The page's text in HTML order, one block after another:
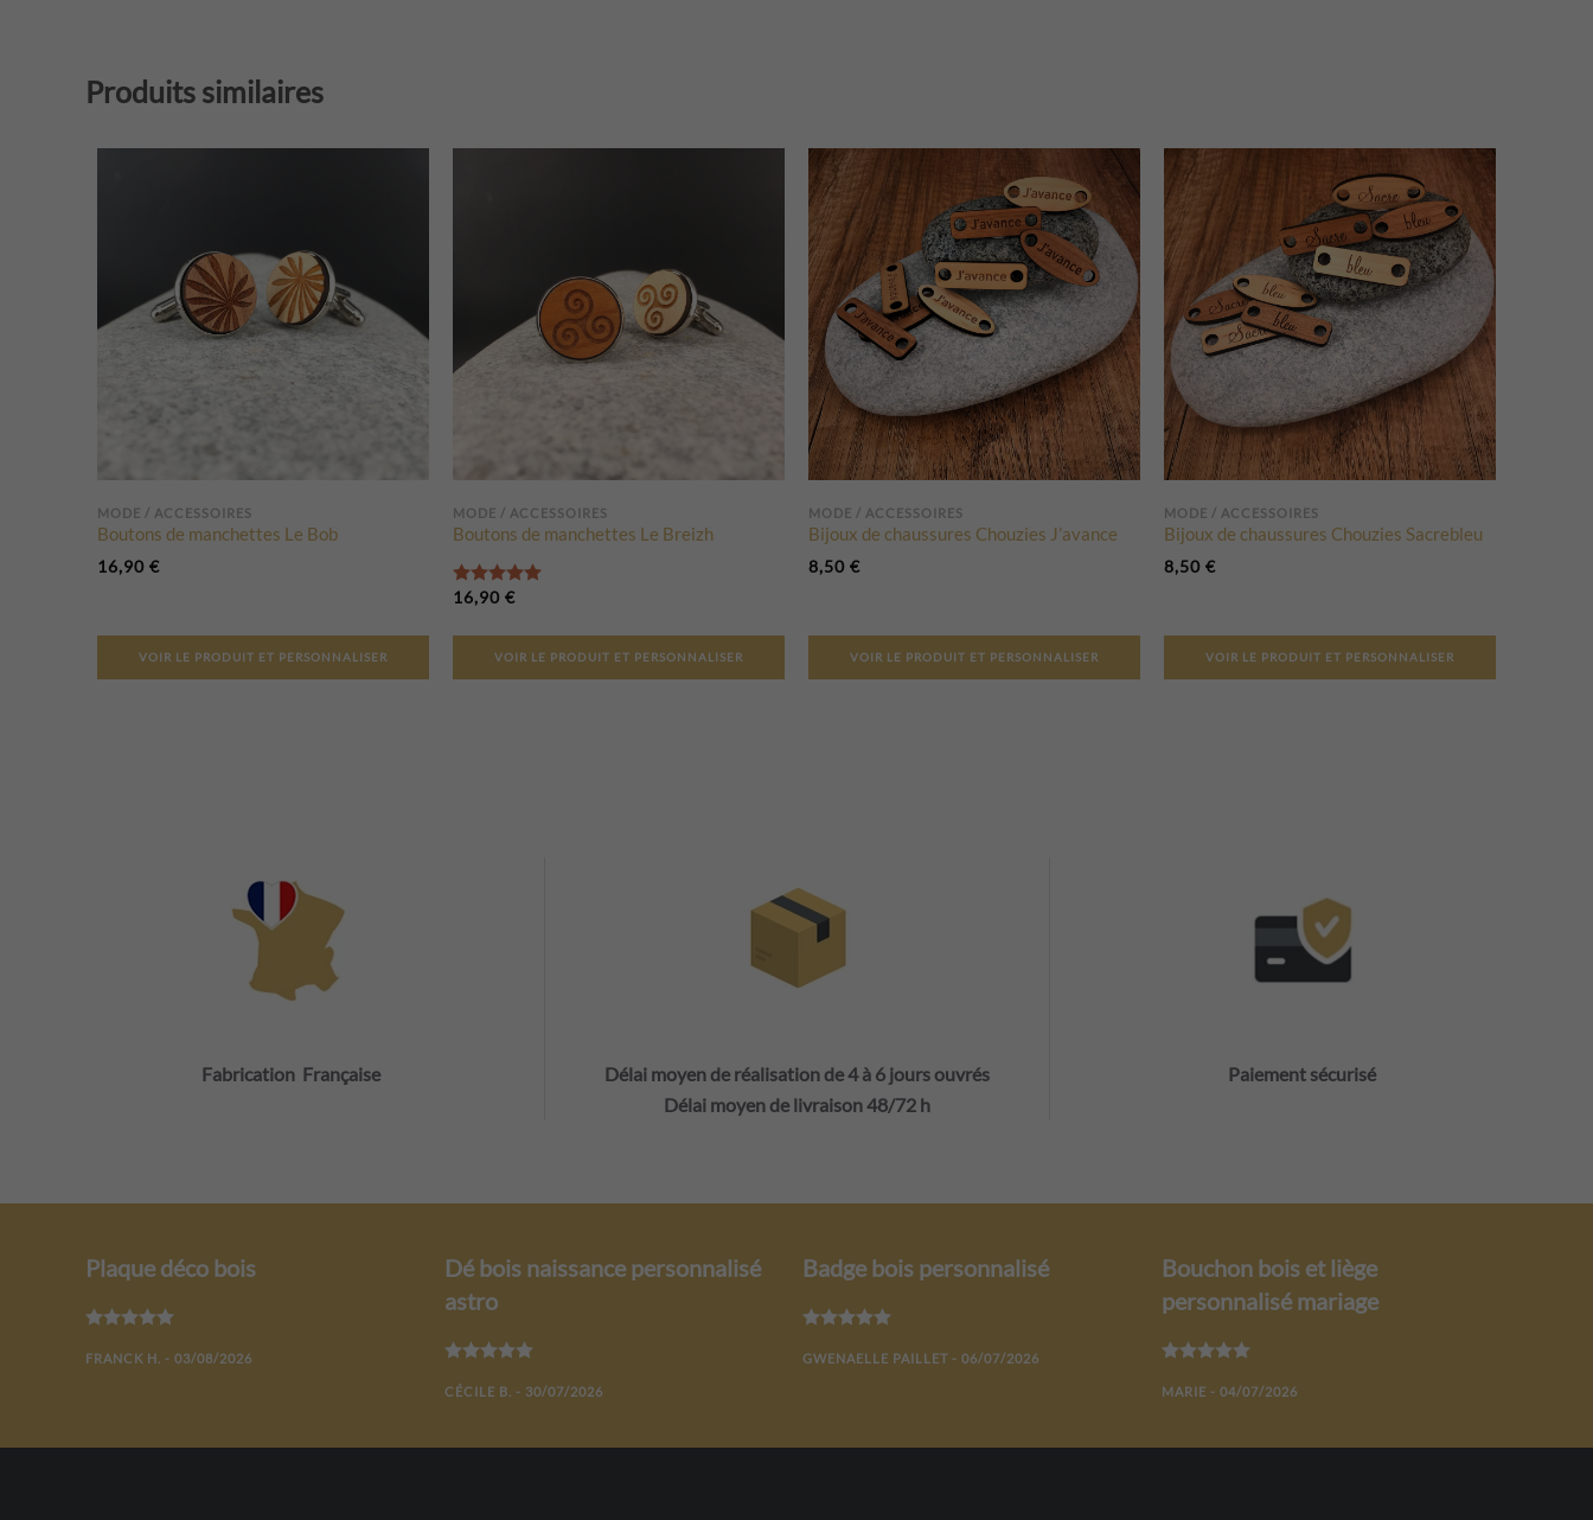
Produits similaires
MODE / ACCESSOIRES
Boutons de manchettes Le Bob
16,90 €
VOIR LE PRODUIT ET PERSONNALISER
MODE / ACCESSOIRES
Boutons de manchettes Le Breizh
16,90 €
VOIR LE PRODUIT ET PERSONNALISER
MODE / ACCESSOIRES
Bijoux de chaussures Chouzies J’avance
8,50 €
VOIR LE PRODUIT ET PERSONNALISER
MODE / ACCESSOIRES
Bijoux de chaussures Chouzies Sacrebleu
8,50 €
VOIR LE PRODUIT ET PERSONNALISER
Fabrication Française
Délai moyen de réalisation de 4 à 6 jours ouvrés
Délai moyen de livraison 48/72 h
Paiement sécurisé
Plaque déco bois
FRANCK H. - 03/08/2026
Dé bois naissance personnalisé
astro
CÉCILE B. - 30/07/2026
Badge bois personnalisé
GWENAELLE PAILLET - 06/07/2026
Bouchon bois et liège
personnalisé mariage
MARIE - 04/07/2026